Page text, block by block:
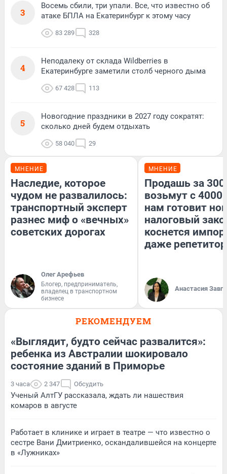
3
Восемь сбили, три упали. Все, что известно об
атаке БПЛА на Екатеринбург к этому часу
83 289 328
4
Неподалеку от склада Wildberries в
Екатеринбурге заметили столб черного дыма
67 428 113
5
Новогодние праздники в 2027 году сократят:
сколько дней будем отдыхать
58 040 29
МНЕНИЕ
Наследие, которое
чудом не развалилось:
транспортный эксперт
разнес миф о «вечных»
советских дорогах
Олег Арефьев
Блогер, предприниматель,
владелец в транспортном
бизнесе
МНЕНИЕ
Продашь за
возьмут с
нам готовит
налоговый
коснется
даже
Анастасия
РЕКОМЕНДУЕМ
«Выглядит, будто сейчас развалится»:
ребенка из Австралии шокировало
состояние зданий в Приморье
3 часа 2 347 Обсудить
Ученый АлтГУ рассказала, ждать ли нашествия
комаров в августе
Работает в клинике и играет в театре — что известно о
сестре Вани Дмитриенко, оскандалившейся на концерте
в «Лужниках»